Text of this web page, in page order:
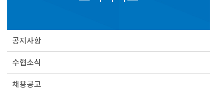
공지사항
수협소식
채용공고